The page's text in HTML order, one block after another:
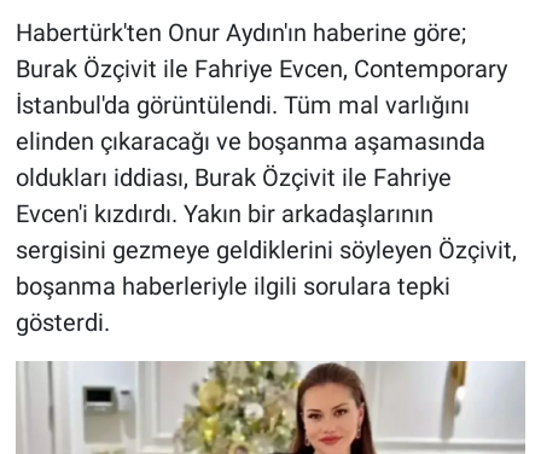
Habertürk'ten Onur Aydın'ın haberine göre;
Burak Özçivit ile Fahriye Evcen, Contemporary
İstanbul'da görüntülendi. Tüm mal varlığını
elinden çıkaracağı ve boşanma aşamasında
oldukları iddiası, Burak Özçivit ile Fahriye
Evcen'i kızdırdı. Yakın bir arkadaşlarının
sergisini gezmeye geldiklerini söyleyen Özçivit,
boşanma haberleriyle ilgili sorulara tepki
gösterdi.
İlan
Kimdir
Koronavirüs
Kültür Sanat
Ne demişti
Nedir
Popüler